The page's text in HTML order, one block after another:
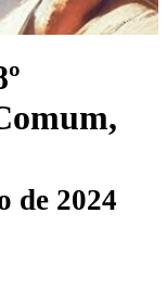
de 2024